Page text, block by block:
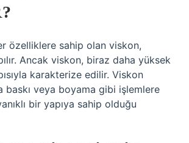
özelliklere sahip olan viskon,
Ancak viskon, biraz daha yüksek
karakterize edilir. Viskon
baskı veya boyama gibi işlemlere
bir yapıya sahip olduğu